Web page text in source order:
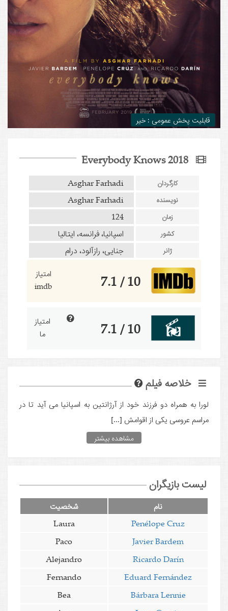
قابلیت پخش عمومی : خیر
Everybody Knows 2018
کارگردان Asghar Farhadi
نویسنده Asghar Farhadi
زمان 124
کشور اسپانیا، فرانسه، ایتالیا
ژانر جنایی، رازآلود، درام
10 / 7.1
امتیاز
imdb
10 / 7.1
امتیاز
ما
خلاصه فیلم
لورا به همراه دو فرزند خود از آرژانتین به اسپانیا می آید تا در
مراسم عروسی یکی از اقوامش [...]
مشاهده بیشتر
لیست بازیگران
نام شخصیت
Penélope Cruz
Laura
Javier Bardem
Paco
Ricardo Darín
Alejandro
Eduard Fernández
Fernando
Bárbara Lennie
Bea